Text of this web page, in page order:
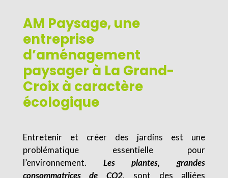
AM Paysage, une
entreprise
d’aménagement
paysager à La Grand-
Croix à caractère
écologique
Entretenir et créer des jardins est une
problématique essentielle pour
l’environnement. Les plantes, grandes
consommatrices de CO2, sont des alliées